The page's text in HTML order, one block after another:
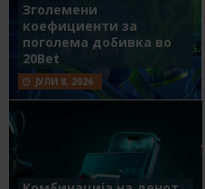
Зголемени
коефициенти за
поголема добивка во
20Bet
ЈУЛИ 8, 2026